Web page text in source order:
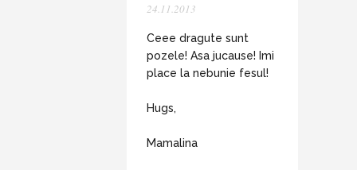
24.11.2013
Ceee dragute sunt
pozele! Asa jucause! Imi
place la nebunie fesul!
Hugs,
Mamalina